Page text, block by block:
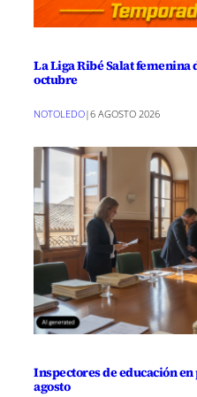
La Liga Ribé Salat femenina
octubre
NOTOLEDO|6 AGOSTO 2026
Inspectores de educación
agosto